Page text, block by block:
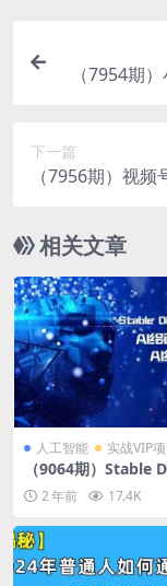
（7954期
下一篇
（7956期）视
相关文章
人工智能 实战VIP
（9064期）Stable
商业化训练班，Al绘
用课程，AI绘画入门
2 年前 17.4K